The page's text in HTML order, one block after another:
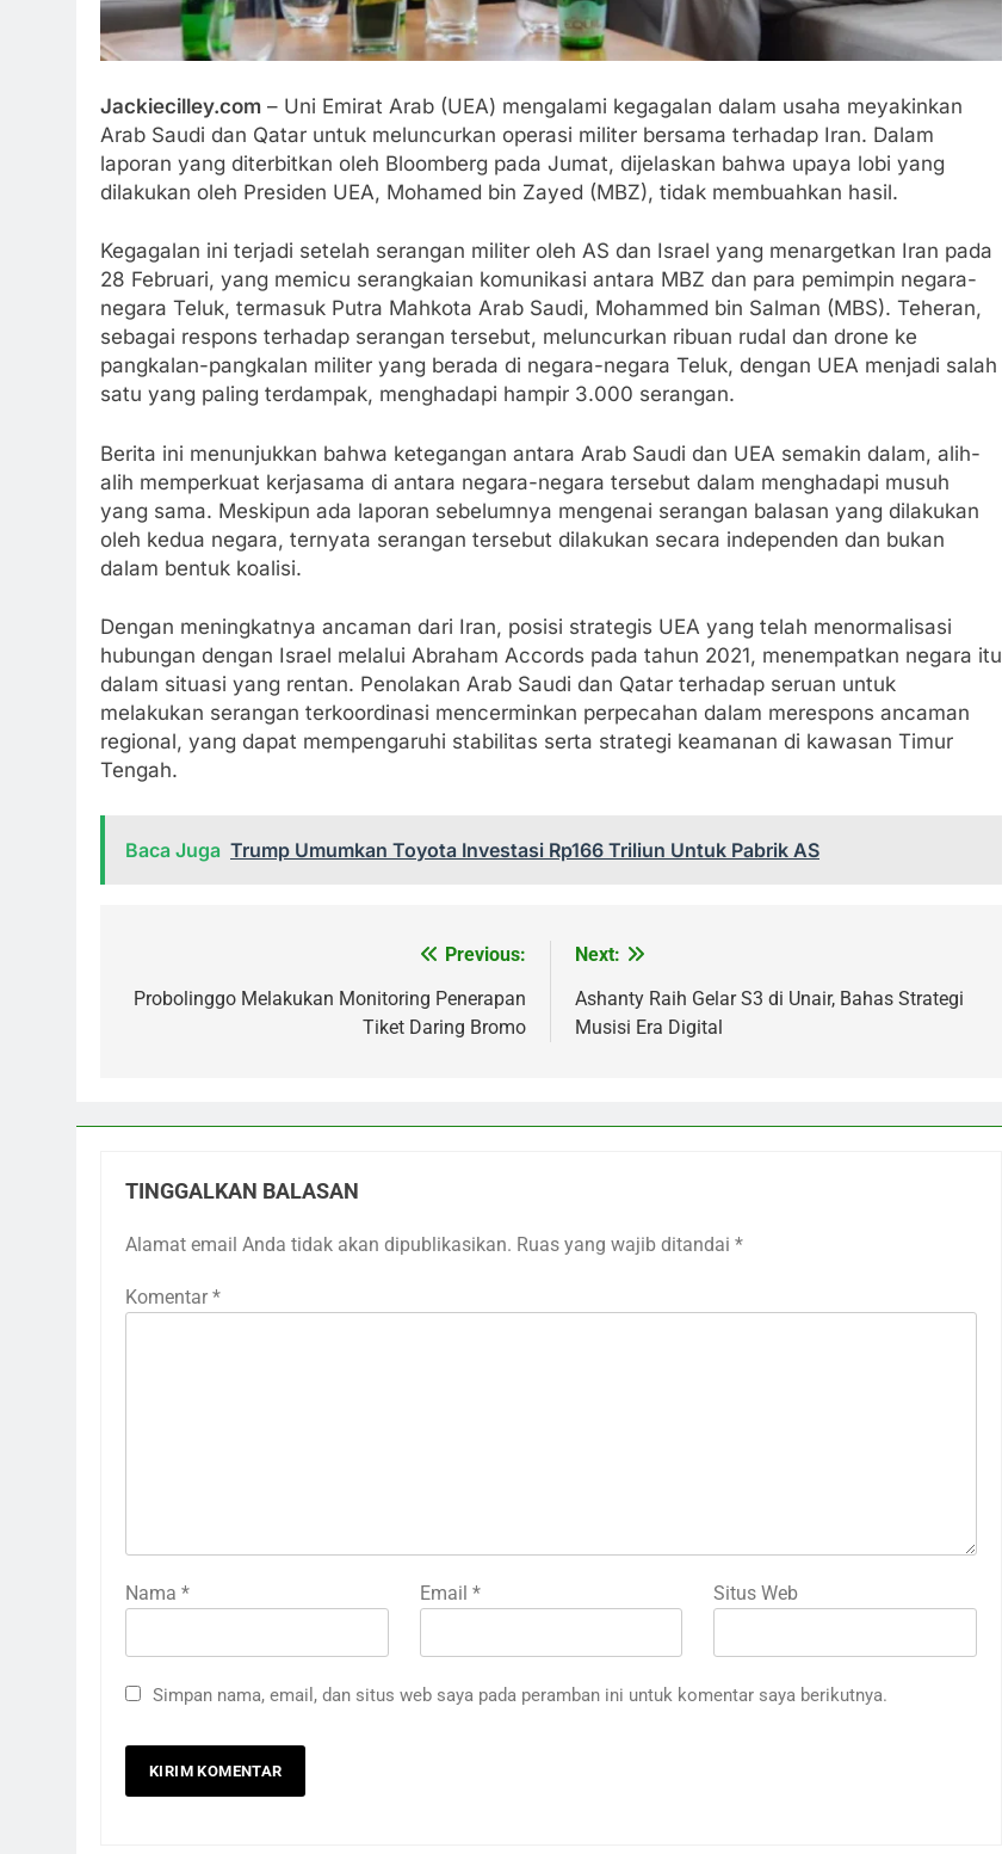
Jackiecilley.com – Uni Emirat Arab (UEA) mengalami kegagalan dalam usaha meyakinkan
Arab Saudi dan Qatar untuk meluncurkan operasi militer bersama terhadap Iran. Dalam
laporan yang diterbitkan oleh Bloomberg pada Jumat, dijelaskan bahwa upaya lobi yang
dilakukan oleh Presiden UEA, Mohamed bin Zayed (MBZ), tidak membuahkan hasil.
Kegagalan ini terjadi setelah serangan militer oleh AS dan Israel yang menargetkan Iran pada
28 Februari, yang memicu serangkaian komunikasi antara MBZ dan para pemimpin negara-
negara Teluk, termasuk Putra Mahkota Arab Saudi, Mohammed bin Salman (MBS). Teheran,
sebagai respons terhadap serangan tersebut, meluncurkan ribuan rudal dan drone ke
pangkalan-pangkalan militer yang berada di negara-negara Teluk, dengan UEA menjadi salah
satu yang paling terdampak, menghadapi hampir 3.000 serangan.
Berita ini menunjukkan bahwa ketegangan antara Arab Saudi dan UEA semakin dalam, alih-
alih memperkuat kerjasama di antara negara-negara tersebut dalam menghadapi musuh
yang sama. Meskipun ada laporan sebelumnya mengenai serangan balasan yang dilakukan
oleh kedua negara, ternyata serangan tersebut dilakukan secara independen dan bukan
dalam bentuk koalisi.
Dengan meningkatnya ancaman dari Iran, posisi strategis UEA yang telah menormalisasi
hubungan dengan Israel melalui Abraham Accords pada tahun 2021, menempatkan negara itu
dalam situasi yang rentan. Penolakan Arab Saudi dan Qatar terhadap seruan untuk
melakukan serangan terkoordinasi mencerminkan perpecahan dalam merespons ancaman
regional, yang dapat mempengaruhi stabilitas serta strategi keamanan di kawasan Timur
Tengah.
Baca Juga Trump Umumkan Toyota Investasi Rp166 Triliun Untuk Pabrik AS
pos
Previous:
Probolinggo Melakukan Monitoring Penerapan
Tiket Daring Bromo
Next:
Ashanty Raih Gelar S3 di Unair, Bahas Strategi
Musisi Era Digital
TINGGALKAN BALASAN
Alamat email Anda tidak akan dipublikasikan. Ruas yang wajib ditandai *
Komentar *
Nama * Email * Situs Web
Simpan nama, email, dan situs web saya pada peramban ini untuk komentar saya berikutnya.